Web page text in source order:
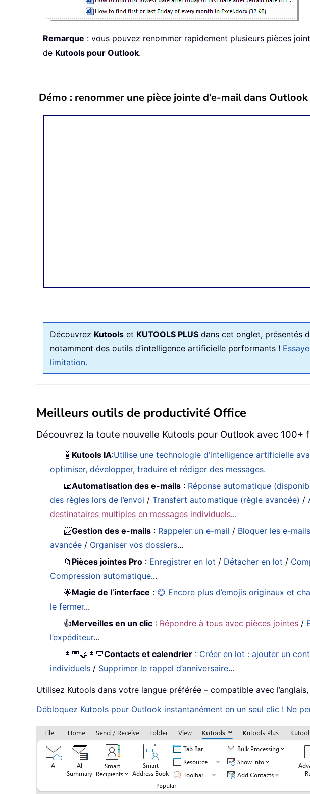
Remarque : vous pouvez renommer rapidement plusieurs pièces
de Kutools pour Outlook.
Démo : renommer une pièce jointe d’e-mail dans Outlook
Découvrez Kutools et KUTOOLS PLUS dans cet onglet, présentés
notamment des outils d’intelligence artificielle performants !
limitation.
Meilleurs outils de productivité Office
Découvrez la toute nouvelle Kutools pour Outlook avec 100+
🤖 Kutools IA:Utilise une technologie d’intelligence artificielle
optimiser, développer, traduire et rédiger des messages.
📧Automatisation des e-mails : Réponse automatique
des règles lors de l’envoi /Transfert automatique (règle avancée) /
destinataires multiples en messages individuels...
📨Gestion des e-mails : Rappeler un e-mail / Bloquer les e-
avancée / Organiser vos dossiers…
📁 Pièces jointes Pro : Enregistrer en lot / Détacher en lot /
Compression automatique...
🌟Magie de l’interface : 😊 Encore plus d’emojis originaux et
le fermer...
👍Merveilles en un clic : Répondre à tous avec pièces jointes /
l’expéditeur…
👩🏼‍🤝‍👩🏻Contacts et calendrier : Créer en lot : ajouter un
individuels / Supprimer le rappel d’anniversaire…
Utilisez Kutools dans votre langue préférée – compatible avec
Débloquez Kutools pour Outlook instantanément en un seul clic ! Ne